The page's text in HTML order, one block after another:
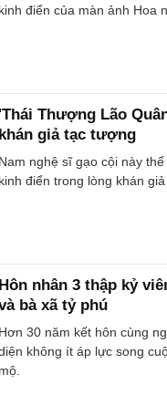
kinh điển của màn ảnh Hoa
'Thái Thượng Lão
khán giả tạc tượng
Nam nghệ sĩ gạo cội này
kinh điển trong lòng khán
Hôn nhân 3 thập kỷ
bà xã tỷ phú
Hơn 30 năm kết hôn cùng
không ít áp lực song
mộ.